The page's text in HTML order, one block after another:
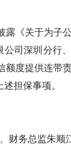
露《关于为子
司深圳分行
额度提供连带
担保事项。
财务总监朱顺